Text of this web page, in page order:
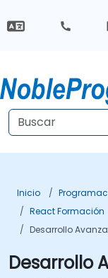
Inicio
React Formación
Desarrollo
Desarrollo